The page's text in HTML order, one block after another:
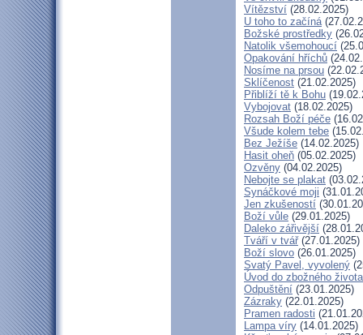
Vítězství (28.02.2025)
U toho to začíná
Božské prostředky
Natolik všemohoucí
Opakování hříchů
Nosíme na prsou
Sklíčenost (21.02.2025)
Přiblíží tě k Bohu
Vybojovat (18.02.2025)
Rozsah Boží péče
Všude kolem tebe
Bez Ježíše (14.02.2025)
Hasit oheň (05.02.2025)
Ozvěny (04.02.2025)
Nebojte se plakat
Synáčkové moji
Jen zkušeností
Boží vůle (29.01.2025)
Daleko zářivější
Tváří v tvář(27.01.2025)
Boží slovo (26.01.2025)
Svatý Pavel, vyvolený
Úvod do zbožného života
Odpuštění (23.01.2025)
Zázraky (22.01.2025)
Pramen radosti
Lampa víry (14.01.2025)